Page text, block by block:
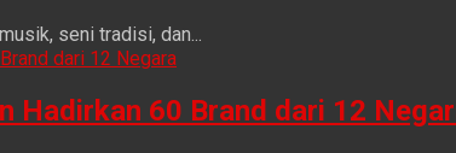
seni tradisi, dan...
Hadirkan 60 Brand dari 12